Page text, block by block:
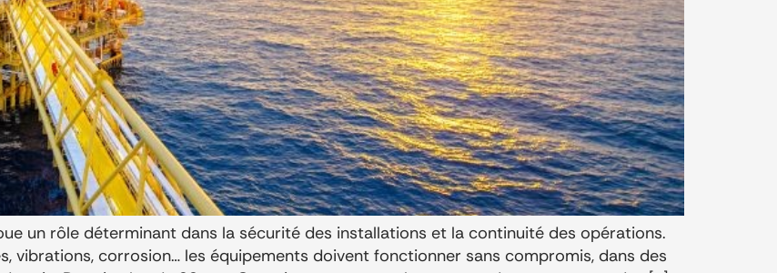
un rôle déterminant dans la sécurité des installations et la continuité des opérations.
vibrations, corrosion… les équipements doivent fonctionner sans compromis, dans des